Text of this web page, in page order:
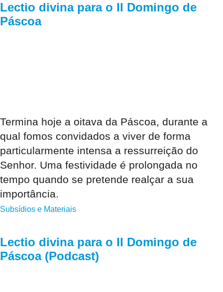
Lectio divina para o II Domingo de
Páscoa
Termina hoje a oitava da Páscoa, durante a
qual fomos convidados a viver de forma
particularmente intensa a ressurreição do
Senhor. Uma festividade é prolongada no
tempo quando se pretende realçar a sua
importância.
Subsídios e Materiais
Lectio divina para o II Domingo de
Páscoa (Podcast)